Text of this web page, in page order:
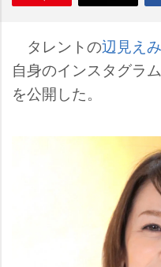
タレントの辺見え
自身のインスタグラ
を公開した。